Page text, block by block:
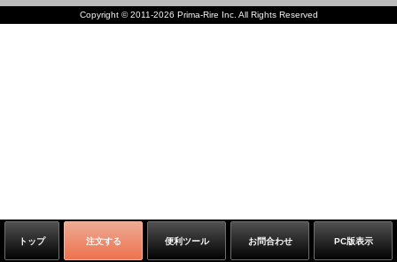
トップ 注文する 便利ツール お問合わせ PC版表示
Copyright ©2011-2026 Prima-Rire Inc. All Rights Reserved